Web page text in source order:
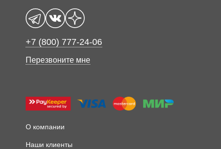
+7 (800) 777-24-06
Перезвоните мне
О компании
Наши клиенты